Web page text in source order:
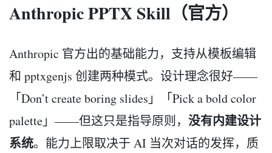
Anthropic PPTX Skill（官方）
Anthropic 官方出的基础能力，支持从模板编辑
和 pptxgenjs 创建两种模式。设计理念很好——
「Don’t create boring slides」「Pick a bold color
palette」——但这只是指导原则， 没有内建设计
系统。能力上限取决于 AI 当次对话的发挥，质